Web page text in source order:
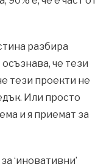
разбира
че тези
тези проекти не
Или просто
и я приемат за
‘иновативни’